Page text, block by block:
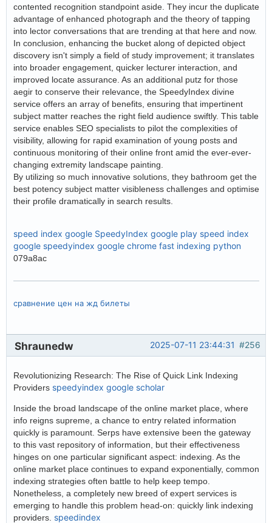
contented recognition standpoint aside. They incur the duplicate
advantage of enhanced photograph and the theory of tapping
into lector conversations that are trending at that here and now.
In conclusion, enhancing the bucket along of depicted object
discovery isn't simply a field of study improvement; it translates
into broader engagement, quicker lecturer interaction, and
improved locate assurance. As an additional putz for those
aegir to conserve their relevance, the SpeedyIndex divine
service offers an array of benefits, ensuring that impertinent
subject matter reaches the right field audience swiftly. This table
service enables SEO specialists to pilot the complexities of
visibility, allowing for rapid examination of young posts and
continuous monitoring of their online front amid the ever-ever-
changing extremity landscape painting.
By utilizing so much innovative solutions, they bathroom get the
best potency subject matter visibleness challenges and optimise
their profile dramatically in search results.
speed index google SpeedyIndex google play speed index
google speedyindex google chrome fast indexing python
079a8ac
сравнение цен на жд билеты
#256
2025-07-11 23:44:31
Shraunedw
Revolutionizing Research: The Rise of Quick Link Indexing
Providers speedyindex google scholar
Inside the broad landscape of the online market place, where
info reigns supreme, a chance to entry related information
quickly is paramount. Serps have extensive been the gateway
to this vast repository of information, but their effectiveness
hinges on one particular significant aspect: indexing. As the
online market place continues to expand exponentially, common
indexing strategies often battle to help keep tempo.
Nonetheless, a completely new breed of expert services is
emerging to handle this problem head-on: quickly link indexing
providers. speedindex